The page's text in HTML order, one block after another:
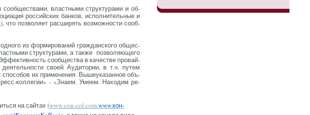
со­об­щес­тва­ми, влас­тны­ми струк­ту­рами и об­
рос­сий­ских бан­ков, ис­полни­тель­ные и
что поз­во­ля­ет рас­ши­рять воз­можнос­ти со­об­
из фор­ми­рова­ний граж­дан­ско­го об­щес­
струк­ту­рами, а так­же поз­во­ля­юще­го
со­об­щес­тва в ка­чес­тве про­вай­
сво­ей А­уди­тории, в т.ч. пу­тем
спо­собов их при­мене­ния. Вы­ше­ука­зан­ное объ­
кол­ле­гии» - «Зна­ем. Уме­ем. На­ходим ре­
на сай­тах (www.con-col.com,www.кон­